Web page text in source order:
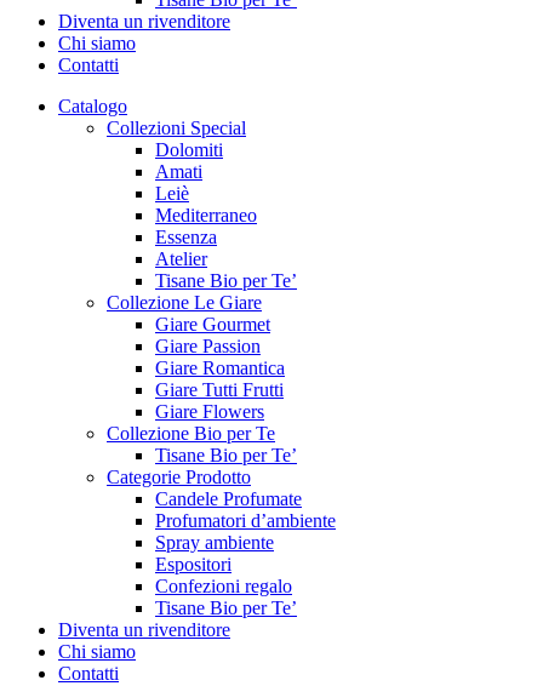
Diventa un rivenditore
Chi siamo
Contatti
Catalogo
Collezioni Special
Dolomiti
Amati
Leiè
Mediterraneo
Essenza
Atelier
Tisane Bio per Te’
Collezione Le Giare
Giare Gourmet
Giare Passion
Giare Romantica
Giare Tutti Frutti
Giare Flowers
Collezione Bio per Te
Tisane Bio per Te’
Categorie Prodotto
Candele Profumate
Profumatori d’ambiente
Spray ambiente
Espositori
Confezioni regalo
Tisane Bio per Te’
Diventa un rivenditore
Chi siamo
Contatti